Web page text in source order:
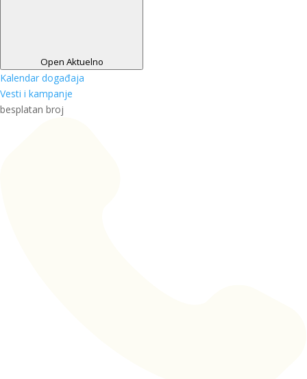
Open Aktuelno
Kalendar događaja
Vesti i kampanje
besplatan broj